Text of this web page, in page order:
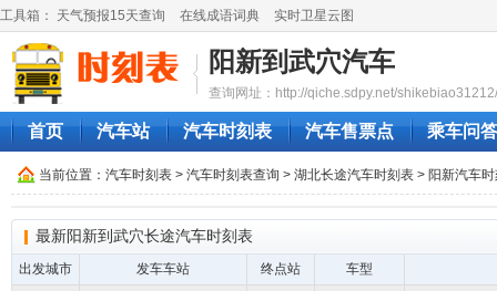
工具箱： 天气预报15天查询 在线成语词典 实时卫星云图
阳新到武穴汽车
查询网址：http://qiche.sdpy.net/shikebiao31212/
首页 汽车站 汽车时刻表 汽车售票点 乘车问答
当前位置： 汽车时刻表 > 汽车时刻表查询 > 湖北长途汽车时刻表 > 阳新汽车
最新阳新到武穴长途汽车时刻表
出发城市 发车车站 终点站
车型